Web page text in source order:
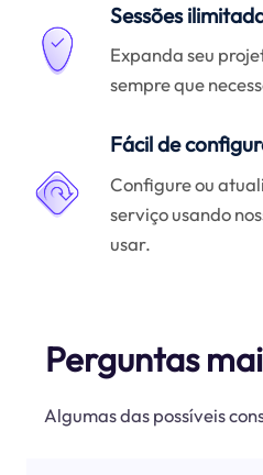
Sessões
Expanda seu
sempre que
Fácil de
Configure ou
serviço usando
usar.
Perguntas
Algumas das possíveis